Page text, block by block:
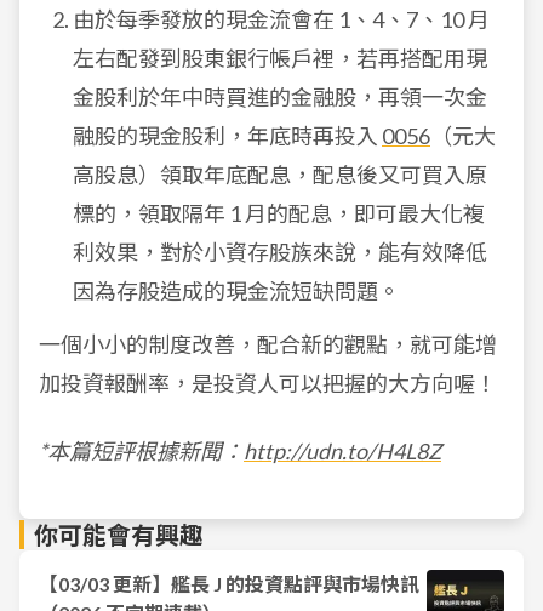
由於每季發放的現金流會在 1、4、7、10 月
左右配發到股東銀行帳戶裡，若再搭配用現
金股利於年中時買進的金融股，再領一次金
融股的現金股利，年底時再投入 0056 （元大
高股息）領取年底配息，配息後又可買入原
標的，領取隔年 1 月的配息，即可最大化複
利效果，對於小資存股族來說，能有效降低
因為存股造成的現金流短缺問題。
一個小小的制度改善，配合新的觀點，就可能增
加投資報酬率，是投資人可以把握的大方向喔！
*本篇短評根據新聞： http://udn.to/H4L8Z
你可能會有興趣
【03/03 更新】艦長 J 的投資點評與市場快訊